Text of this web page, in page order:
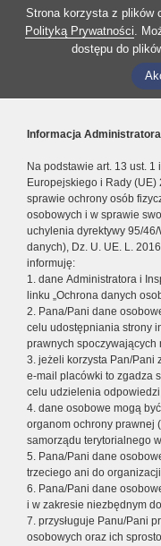
Strona korzysta z plików
Polityką Prywatności.
dostępu do
Informacja Administratora
Na podstawie art. 13 ust.
Europejskiego i Rady
sprawie ochrony osób
osobowych i w sprawie
uchylenia dyrektywy 95/
danych), Dz. U. UE. L.
informuję:
1. dane Administratora i
linku „Ochrona danych
2. Pana/Pani dane
celu udostępniania strony
prawnych spoczywających
3. jeżeli korzysta Pan/Pani
e-mail placówki to zgadza
celu udzielenia
4. dane osobowe mogą
organom ochrony prawnej
samorządu terytorialnego
5. Pana/Pani dane
trzeciego ani do
6. Pana/Pani dane
i w zakresie niezbędnym
7. przysługuje Panu/Pani
osobowych oraz ich